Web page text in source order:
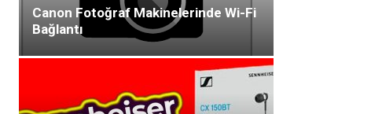
Canon Fotoğraf Makinelerinde Wi-Fi
Bağlantı